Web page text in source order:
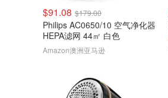
$91.08 $179.00
Philips AC0650/10 空气净化器
HEPA滤网 44㎡ 白色
Amazon澳洲亚马逊